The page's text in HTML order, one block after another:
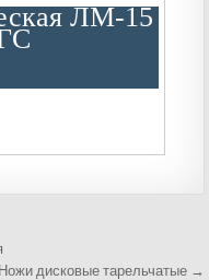
ЛМ-15
Ножи дисковые тарельчатые →